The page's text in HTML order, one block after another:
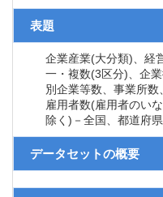
表題
企業産業(大分類)、経
一・複数(3区分)、企
別企業等数、事業所数
雇用者数(雇用者のい
除く)－全国、都道府
データセットの概要